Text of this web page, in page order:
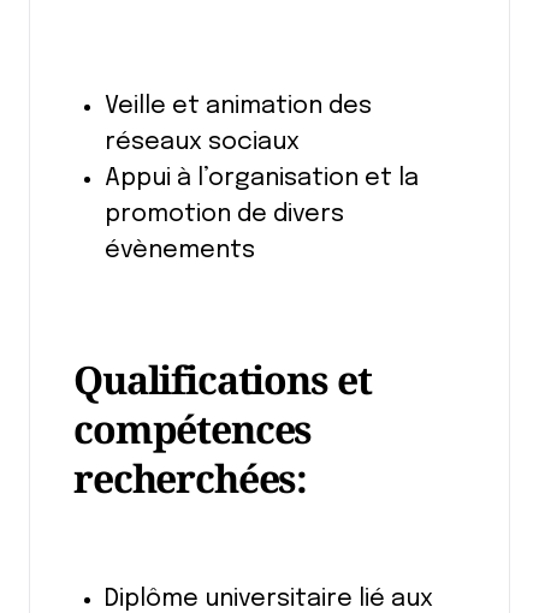
Veille et animation des
réseaux sociaux
Appui à l’organisation et la
promotion de divers
évènements
Qualifications et
compétences
recherchées:
Diplôme universitaire lié aux